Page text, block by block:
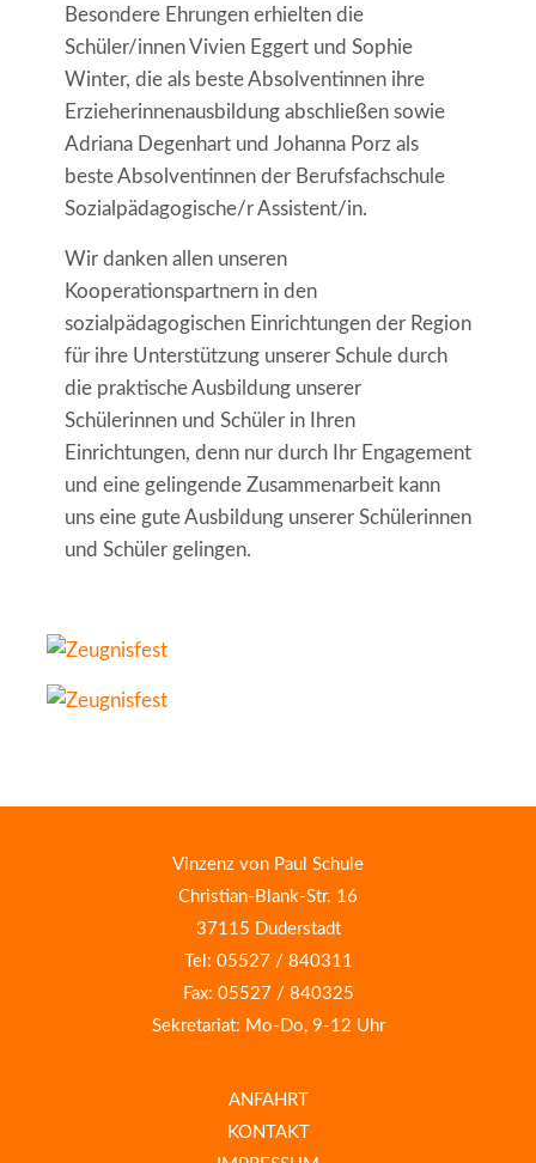
Besondere Ehrungen erhielten die
Schüler/innen Vivien Eggert und Sophie
Winter, die als beste Absolventinnen ihre
Erzieherinnenausbildung abschließen sowie
Adriana Degenhart und Johanna Porz als
beste Absolventinnen der Berufsfachschule
Sozialpädagogische/r Assistent/in.
Wir danken allen unseren
Kooperationspartnern in den
sozialpädagogischen Einrichtungen der Region
für ihre Unterstützung unserer Schule durch
die praktische Ausbildung unserer
Schülerinnen und Schüler in Ihren
Einrichtungen, denn nur durch Ihr Engagement
und eine gelingende Zusammenarbeit kann
uns eine gute Ausbildung unserer Schülerinnen
und Schüler gelingen.
Vinzenz von Paul Schule
Christian-Blank-Str. 16
37115 Duderstadt
Tel: 05527 / 840311
Fax: 05527 / 840325
Sekretariat: Mo-Do, 9-12 Uhr
ANFAHRT
KONTAKT